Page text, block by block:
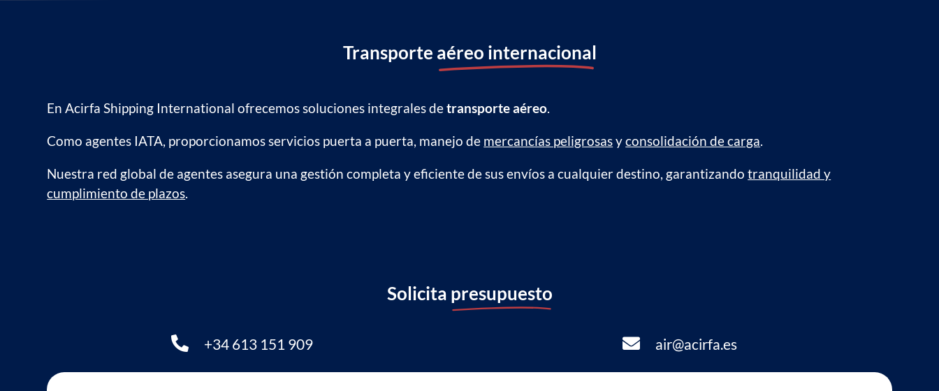
Transporte aéreo internacional
En Acirfa Shipping International ofrecemos soluciones integrales detransporte aéreo.
Como agentes IATA, proporcionamos servicios puerta a puerta, manejo de mercancías peligrosasyconsolidación de carga.
Nuestra red global de agentes asegura una gestión completa y eficiente de sus envíos a cualquier destino, garantizandotranquilidad y
cumplimiento de plazos.
Solicita presupuesto
 +34 613 151 909  air@acirfa.es